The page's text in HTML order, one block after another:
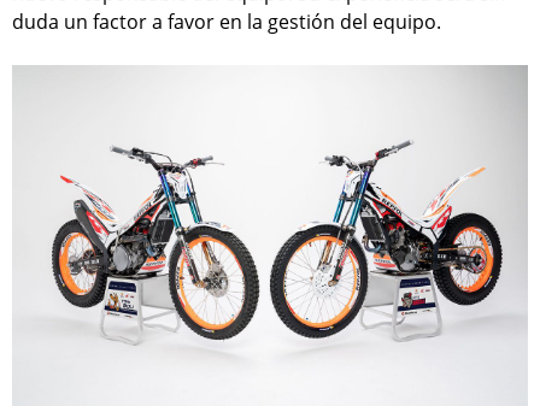
duda un factor a favor en la gestión del equipo.